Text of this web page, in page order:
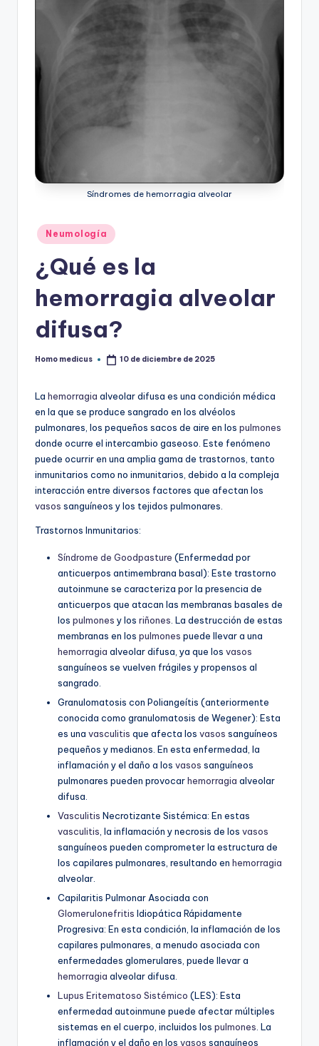
Síndromes de hemorragia alveolar
Publicado
en
Neumología
¿Qué es la
hemorragia alveolar
difusa?
Publicado
Homo medicus 10 de diciembre de 2025
La hemorragia alveolar difusa es una condición médica
en la que se produce sangrado en los alvéolos
pulmonares, los pequeños sacos de aire en los pulmones
donde ocurre el intercambio gaseoso. Este fenómeno
puede ocurrir en una amplia gama de trastornos, tanto
inmunitarios como no inmunitarios, debido a la compleja
interacción entre diversos factores que afectan los
vasos sanguíneos y los tejidos pulmonares.
Trastornos Inmunitarios:
Síndrome de Goodpasture (Enfermedad por
anticuerpos antimembrana basal): Este trastorno
autoinmune se caracteriza por la presencia de
anticuerpos que atacan las membranas basales de
los pulmones y los riñones . La destrucción de estas
membranas en los pulmones puede llevar a una
hemorragia alveolar difusa, ya que los vasos
sanguíneos se vuelven frágiles y propensos al
sangrado.
Granulomatosis con Poliangeítis (anteriormente
conocida como granulomatosis de Wegener): Esta
es una vasculitis que afecta los vasos sanguíneos
pequeños y medianos. En esta enfermedad, la
inflamación y el daño a los vasos sanguíneos
pulmonares pueden provocarhemorragia alveolar
difusa.
Vasculitis Necrotizante Sistémica: En estas
vasculitis , la inflamación y necrosis de los vasos
sanguíneos pueden comprometer la estructura de
los capilares pulmonares, resultando en hemorragia
alveolar.
Capilaritis Pulmonar Asociada con
Glomerulonefritis Idiopática Rápidamente
Progresiva: En esta condición, la inflamación de los
capilares pulmonares, a menudo asociada con
enfermedades glomerulares, puede llevar a
hemorragia alveolar difusa.
Lupus Eritematoso Sistémico (LES): Esta
enfermedad autoinmune puede afectar múltiples
sistemas en el cuerpo, incluidos los pulmones . La
inflamación y el daño en los vasos sanguíneos